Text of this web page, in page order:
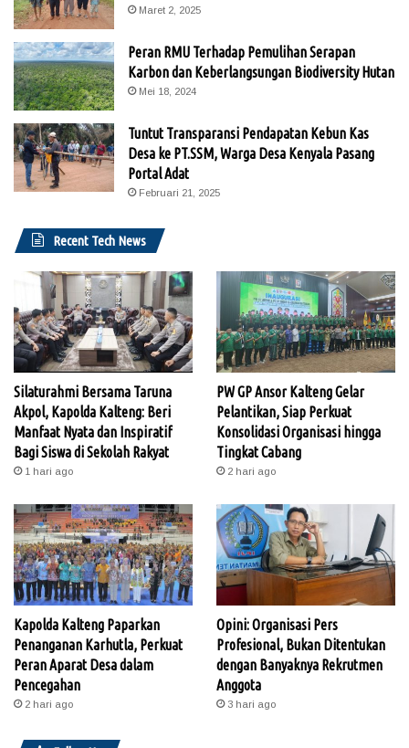
Maret 2, 2025
Peran RMU Terhadap Pemulihan Serapan
Karbon dan Keberlangsungan Biodiversity Hutan
Mei 18, 2024
Tuntut Transparansi Pendapatan Kebun Kas
Desa ke PT.SSM, Warga Desa Kenyala Pasang
Portal Adat
Februari 21, 2025
Recent Tech News
Silaturahmi Bersama Taruna
Akpol, Kapolda Kalteng: Beri
Manfaat Nyata dan Inspiratif
Bagi Siswa di Sekolah Rakyat
1 hari ago
PW GP Ansor Kalteng Gelar
Pelantikan, Siap Perkuat
Konsolidasi Organisasi hingga
Tingkat Cabang
2 hari ago
Kapolda Kalteng Paparkan
Penanganan Karhutla, Perkuat
Peran Aparat Desa dalam
Pencegahan
2 hari ago
Opini: Organisasi Pers
Profesional, Bukan Ditentukan
dengan Banyaknya Rekrutmen
Anggota
3 hari ago